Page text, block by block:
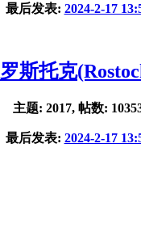
最后发表: 2024-2-17
罗斯托克
主题: 2017, 帖数:
最后发表: 2024-2-17